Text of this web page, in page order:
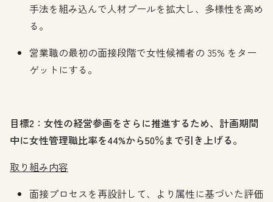
手法を組み込んで人材プールを拡大し、多様性を高め
る。
営業職の最初の面接段階で女性候補者の 35% をター
ゲットにする。
目標2：女性の経営参画をさらに推進するため、計画期間
中に女性管理職比率を44%から50％まで引き上げる。
取り組み内容
面接プロセスを再設計して、より属性に基づいた評価